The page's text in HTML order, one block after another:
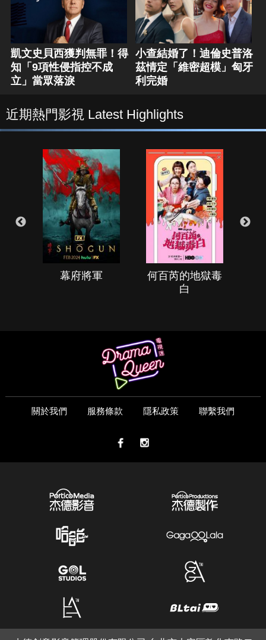
凱文史貝西獲判無罪！得
知「9項性侵指控不成
立」當眾落淚
小查結婚了！迪倫史普洛
茲情定「維密超模」匈牙
利完婚
近期熱門影視 Latest Highlights
幕府將軍
何百芮的地獄毒
白
關於我們 服務條款 隱私政策 聯繫我們